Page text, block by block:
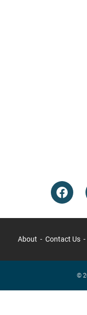
About Contact Us
©